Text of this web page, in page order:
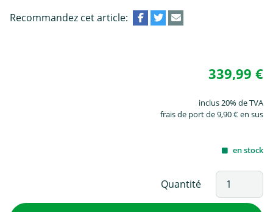
Recommandez cet article:
339,99 €
inclus 20% de TVA
frais de port de 9,90 € en sus
en stock
Quantité